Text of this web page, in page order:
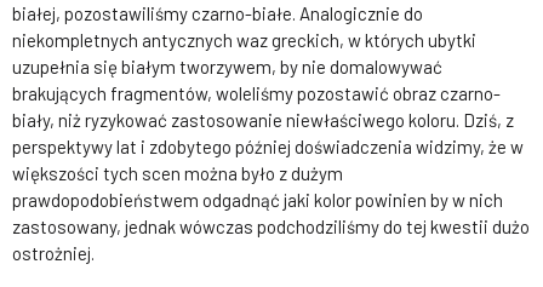
białej, pozostawiliśmy czarno-białe. Analogicznie do
niekompletnych antycznych waz greckich, w których ubytki
uzupełnia się białym tworzywem, by nie domalowywać
brakujących fragmentów, woleliśmy pozostawić obraz czarno-
biały, niż ryzykować zastosowanie niewłaściwego koloru. Dziś, z
perspektywy lat i zdobytego później doświadczenia widzimy, że w
większości tych scen można było z dużym
prawdopodobieństwem odgadnąć jaki kolor powinien by w nich
zastosowany, jednak wówczas podchodziliśmy do tej kwestii dużo
ostrożniej.